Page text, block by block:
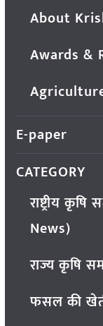
About
Awards &
E-paper
CATEGORY
राष्ट्रीय
News)
राज्य कृषि
फसल की